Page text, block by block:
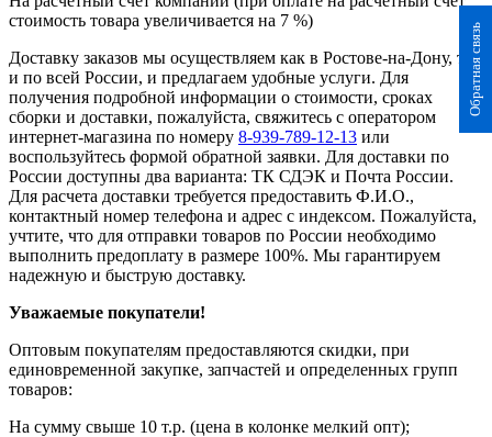
Обратная связь
стоимость товара увеличивается на 7 %)
Доставку заказов мы осуществляем как в Ростове-на-Дону, так
и по всей России, и предлагаем удобные услуги. Для
получения подробной информации о стоимости, сроках
сборки и доставки, пожалуйста, свяжитесь с оператором
интернет-магазина по номеру 8-939-789-12-13 или
воспользуйтесь формой обратной заявки. Для доставки по
России доступны два варианта: ТК СДЭК и Почта России.
Для расчета доставки требуется предоставить Ф.И.О.,
контактный номер телефона и адрес с индексом. Пожалуйста,
учтите, что для отправки товаров по России необходимо
выполнить предоплату в размере 100%. Мы гарантируем
надежную и быструю доставку.
Уважаемые покупатели!
Оптовым покупателям предоставляются скидки, при
единовременной закупке, запчастей и определенных групп
товаров:
На сумму свыше 10 т.р. (цена в колонке мелкий опт);